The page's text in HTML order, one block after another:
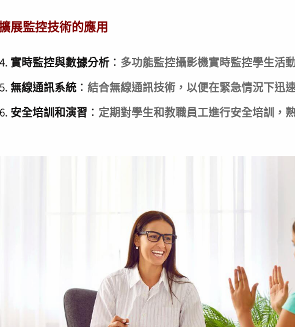
展監控技術的應用
實時監控與數據分析 ： 多功能監控攝影機實時監控學生活
無線通訊系統 ： 結合無線通訊技術，以便在緊急情況下迅
安全培訓和演習 ： 定期對學生和教職員工進行安全培訓，